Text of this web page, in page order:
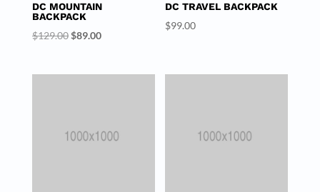
DC MOUNTAIN
BACKPACK
$129.00 Original
was:
$89.00Current
is:
DC TRAVEL BACKPACK
$99.00